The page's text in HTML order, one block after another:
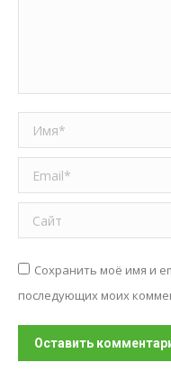
Имя *
Email *
Сайт
Сохранить моё имя и
последующих моих
Оставить